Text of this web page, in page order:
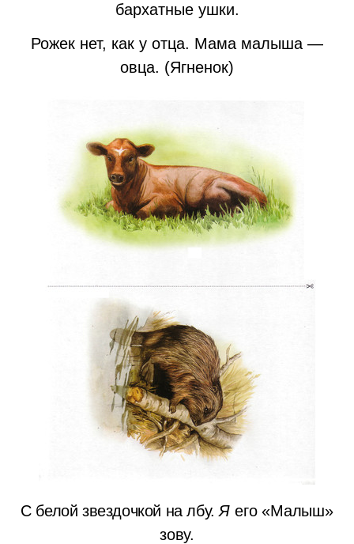
бархатные ушки.
Рожек нет, как у отца. Мама малыша —
овца. (Ягненок)
С белой звездочкой на лбу.Я его «Малыш»
зову.